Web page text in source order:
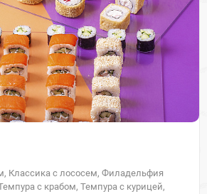
Классика с лососем, Филадельфия
с крабом, Темпура с курицей,